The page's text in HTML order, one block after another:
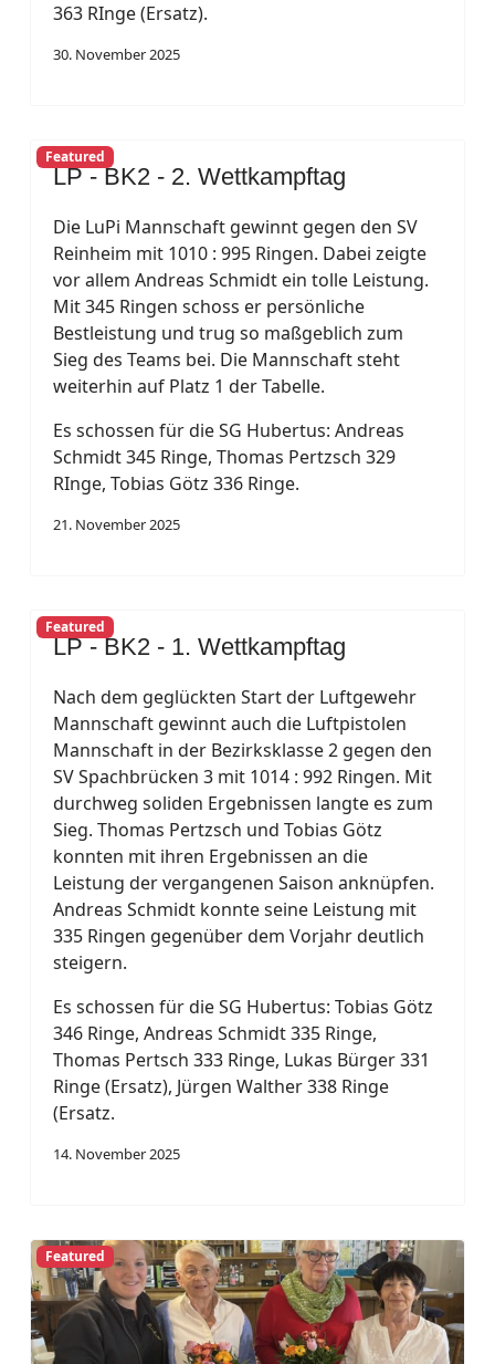
363 RInge (Ersatz).
30. November 2025
Featured
LP - BK2 - 2. Wettkampftag
Die LuPi Mannschaft gewinnt gegen den SV
Reinheim mit 1010 : 995 Ringen. Dabei zeigte
vor allem Andreas Schmidt ein tolle Leistung.
Mit 345 Ringen schoss er persönliche
Bestleistung und trug so maßgeblich zum
Sieg des Teams bei. Die Mannschaft steht
weiterhin auf Platz 1 der Tabelle.
Es schossen für die SG Hubertus: Andreas
Schmidt 345 Ringe, Thomas Pertzsch 329
RInge, Tobias Götz 336 Ringe.
21. November 2025
Featured
LP - BK2 - 1. Wettkampftag
Nach dem geglückten Start der Luftgewehr
Mannschaft gewinnt auch die Luftpistolen
Mannschaft in der Bezirksklasse 2 gegen den
SV Spachbrücken 3 mit 1014 : 992 Ringen. Mit
durchweg soliden Ergebnissen langte es zum
Sieg. Thomas Pertzsch und Tobias Götz
konnten mit ihren Ergebnissen an die
Leistung der vergangenen Saison anknüpfen.
Andreas Schmidt konnte seine Leistung mit
335 Ringen gegenüber dem Vorjahr deutlich
steigern.
Es schossen für die SG Hubertus: Tobias Götz
346 Ringe, Andreas Schmidt 335 Ringe,
Thomas Pertsch 333 Ringe, Lukas Bürger 331
Ringe (Ersatz), Jürgen Walther 338 Ringe
(Ersatz.
14. November 2025
Featured